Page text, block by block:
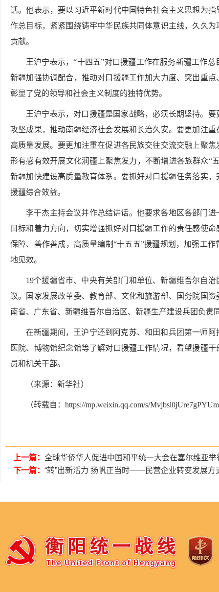
话。他表示，要以习近平新时代中国特色社会主义思想为
作总目标，紧紧围绕铸牢中华民族共同体意识主线，久久
贡献。
王沪宁表示，“十四五”对口援疆工作在服务新疆工作
新疆加强协调配合，推动对口援疆工作加大力度、突出重
彰显了党的领导和社会主义制度的独特优势。
王沪宁表示，对口援疆是国家战略，必须长期坚持。
攻坚成果，推动南疆经济社会发展和长治久安。要更加注
高质量发展。要更加注重在促进各民族交往交流交融上聚
形有感有效开展文化润疆上聚焦发力，不断增进各族群众“
新疆加快建设高质量教育体系。要抓好对口援疆任务落实
援疆综合效益。
李干杰主持会议并作总结讲话。他要求各地区各部门
目标和着力方向，切实增强抓好对口援疆工作的责任感使
保障、善作善成，高质量编制“十五五”援疆规划，加强工
地见效。
19个援疆省市、中央有关部门和单位、新疆维吾尔自
议。国家发展改革委、教育部、文化和旅游部、国务院国
南省、广东省、新疆维吾尔自治区、新疆生产建设兵团负责
在新疆期间，王沪宁还到阿克苏、和田和兵团第一师
医院、博物馆纪念馆等了解对口援疆工作情况，看望援疆
员和机关干部。
（来源：新华社）
（转载自：https://mp.weixin.qq.com/s/
上一篇： 全球华侨华人促进中国和平统一大会在塞尔维亚举
下一篇： “转”出新活力 扬帆正当时——民营企业转变发展方